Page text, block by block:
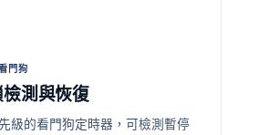
門狗
檢測與恢復
級的看門狗定時器，可檢測暫停